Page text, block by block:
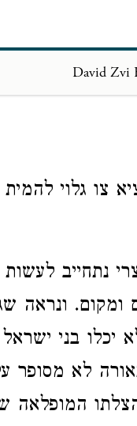
David Zvi
צו גלוי להמית
נתחייב
ומקום. ונראה
בני ישראל
לא מסופר